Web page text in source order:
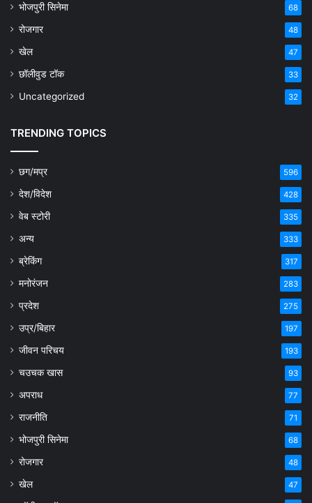
भोजपुरी सिनेमा 68
रोजगार 48
खेल 47
छॉलीवुड टॉक 33
Uncategorized 32
TRENDING TOPICS
छग/मप्र 596
देश/विदेश 428
वेब स्टोरी 335
अन्य 333
ब्रेकिंग 317
मनोरंजन 283
प्रदेश 275
उप्र/बिहार 197
जीवन परिचय 193
चउचक खास 93
अपराध 77
राजनीति 71
भोजपुरी सिनेमा 68
रोजगार 48
खेल 47